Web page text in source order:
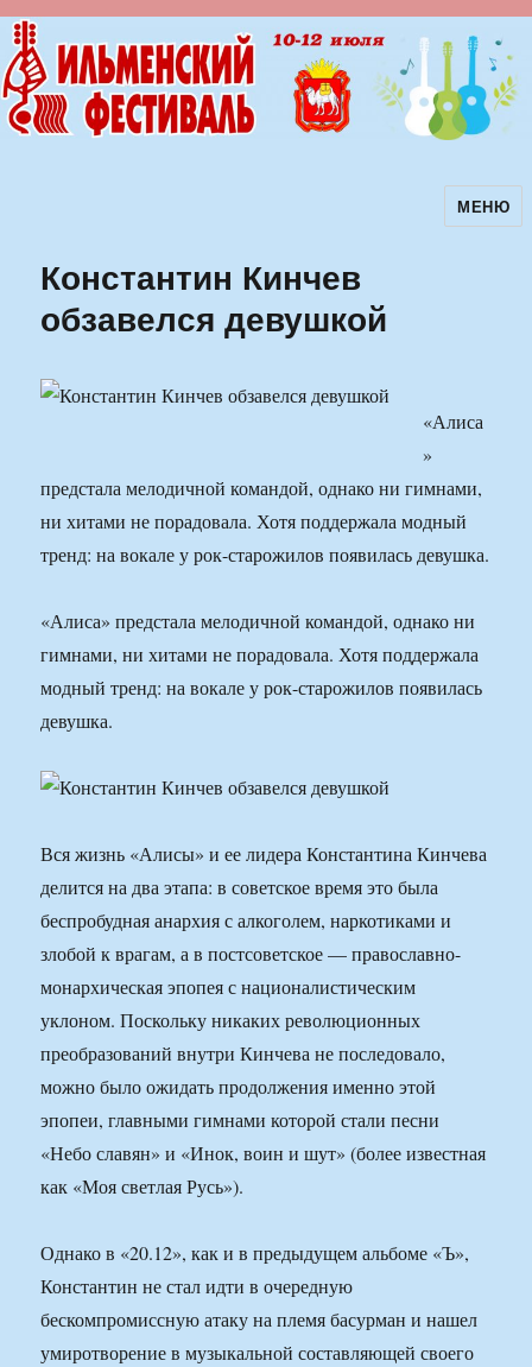
Ильменский фестиваль авторскойМЕНЮ
Константин Кинчев
обзавелся девушкой
«Алиса
»
предстала мелодичной командой, однако ни гимнами,
ни хитами не порадовала. Хотя поддержала модный
тренд: на вокале у рок-старожилов появилась девушка.
«Алиса» предстала мелодичной командой, однако ни
гимнами, ни хитами не порадовала. Хотя поддержала
модный тренд: на вокале у рок-старожилов появилась
девушка.
Вся жизнь «Алисы» и ее лидера Константина Кинчева
делится на два этапа: в советское время это была
беспробудная анархия с алкоголем, наркотиками и
злобой к врагам, а в постсоветское — православно-
монархическая эпопея с националистическим
уклоном. Поскольку никаких революционных
преобразований внутри Кинчева не последовало,
можно было ожидать продолжения именно этой
эпопеи, главными гимнами которой стали песни
«Небо славян» и «Инок, воин и шут» (более известная
как «Моя светлая Русь»).
Однако в «20.12», как и в предыдущем альбоме «Ъ»,
Константин не стал идти в очередную
бескомпромиссную атаку на племя басурман и нашел
умиротворение в музыкальной составляющей своего